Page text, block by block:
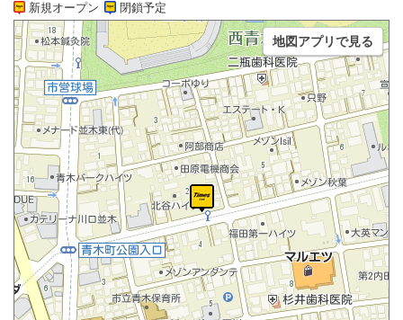
新規オープン 閉鎖予定
地図アプリで見る